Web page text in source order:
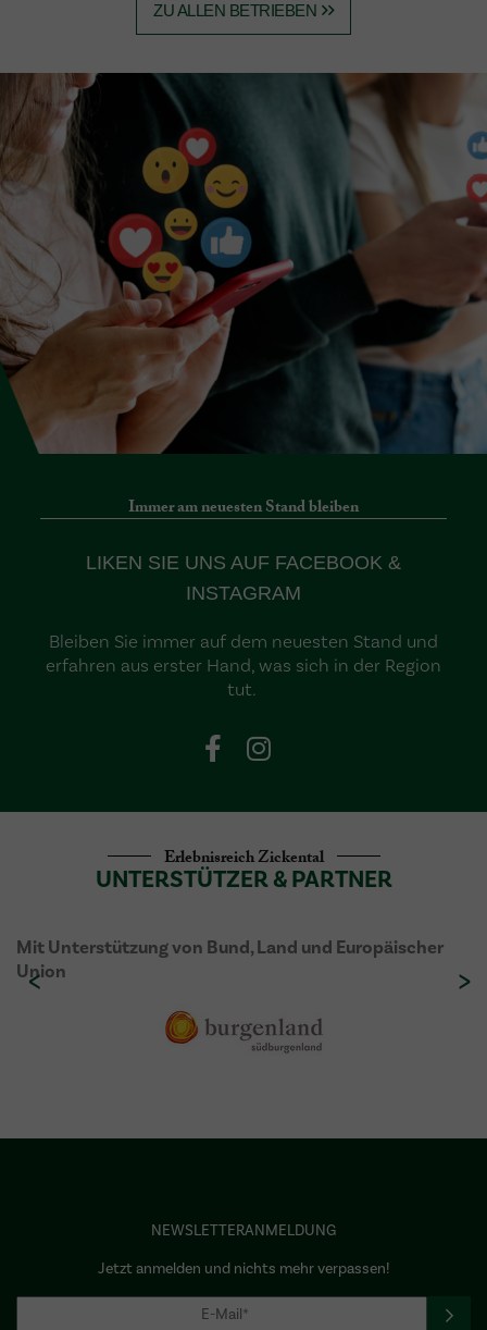
ZU ALLEN BETRIEBEN
Immer am neuesten Stand bleiben
LIKEN SIE UNS AUF FACEBOOK &
INSTAGRAM
Bleiben Sie immer auf dem neuesten Stand und
erfahren aus erster Hand, was sich in der Region
tut.
Erlebnisreich Zickental
UNTERSTÜTZER & PARTNER
Mit Unterstützung von Bund, Land und Europäischer
Union
NEWSLETTERANMELDUNG
Jetzt anmelden und nichts mehr verpassen!